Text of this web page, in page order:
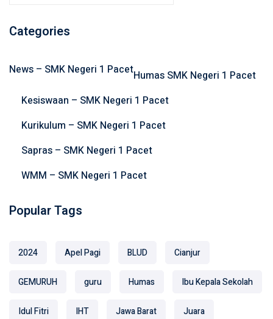
r
h
Categories
News – SMK Negeri 1 PacetHumas SMK Negeri 1 Pacet
Kesiswaan – SMK Negeri 1 Pacet
Kurikulum – SMK Negeri 1 Pacet
Sapras – SMK Negeri 1 Pacet
WMM – SMK Negeri 1 Pacet
Popular Tags
2024 Apel Pagi BLUD Cianjur
GEMURUH guru Humas Ibu Kepala Sekolah
Idul Fitri IHT Jawa Barat Juara